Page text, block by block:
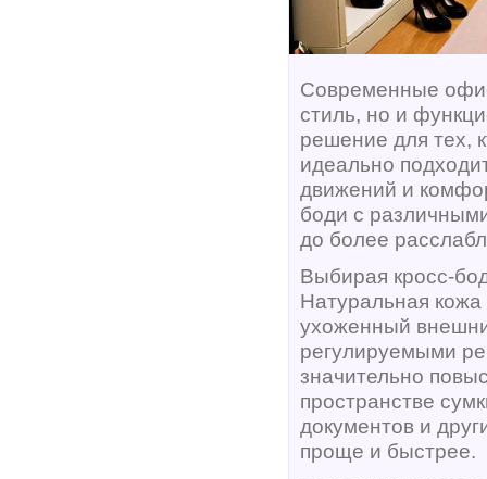
Современные
стиль, но и
решение для тех,
идеально
движений и
боди с
до более
Выбирая кросс-
Натуральная кожа
ухоженный
регулируемыми
значительно
пространстве
документов и
проще и быстрее.